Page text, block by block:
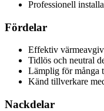
Professionell
Fördelar
Effektiv
Tidlös och neutral
Lämplig för många
Känd tillverkare
Nackdelar